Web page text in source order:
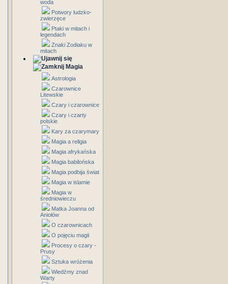
woda
Potwory ludzko-
zwierzęce
Ptaki w mitach i
legendach
Znaki Zodiaku w
mitach
Magia
Astrologia
Czarownice
Litewskie
Czary i czarownice
Czary i czarty
polskie
Kary za czarymary
Magia a religia
Magia afrykańska
Magia babilońska
Magia podbija świat
Magia w islamie
Magia w
średniowieczu
Matka Joanna od
Aniołów
O czarownicach
O pojęciu magii
Procesy o czary -
Prusy
Sztuka wróżenia
Wiedźmy znad
Warty